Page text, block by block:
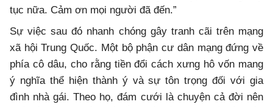
tục nữa. Cảm ơn mọi người đã đến.”
Sự việc sau đó nhanh chóng gây tranh cãi trên mạng
xã hội Trung Quốc. Một bộ phận cư dân mạng đứng về
phía cô dâu, cho rằng tiền đổi cách xưng hô vốn mang
ý nghĩa thể hiện thành ý và sự tôn trọng đối với gia
đình nhà gái. Theo họ, đám cưới là chuyện cả đời nên